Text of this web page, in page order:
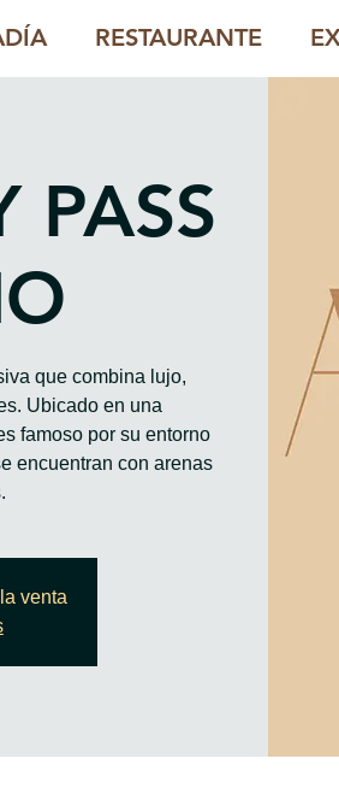
RESTAURANTE
PASS
que combina lujo,
Ubicado en una
famoso por su entorno
encuentran con arenas
venta